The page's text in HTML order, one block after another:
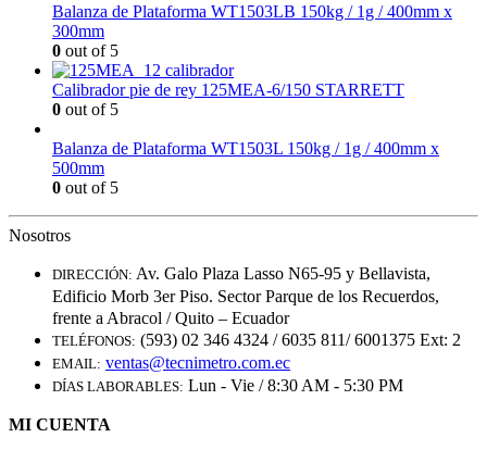
Balanza de Plataforma WT1503LB 150kg / 1g / 400mm x
300mm
0 out of 5
Calibrador pie de rey 125MEA-6/150 STARRETT
0 out of 5
Balanza de Plataforma WT1503L 150kg / 1g / 400mm x
500mm
0 out of 5
Nosotros
DIRECCIÓN: Av. Galo Plaza Lasso N65-95 y Bellavista,
Edificio Morb 3er Piso. Sector Parque de los Recuerdos,
frente a Abracol / Quito – Ecuador
TELÉFONOS: (593) 02 346 4324 / 6035 811/ 6001375 Ext: 2
EMAIL: ventas@tecnimetro.com.ec
DÍAS LABORABLES: Lun - Vie / 8:30 AM - 5:30 PM
MI CUENTA